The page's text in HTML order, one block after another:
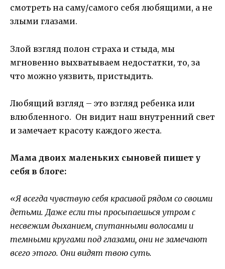
смотреть на саму/самого себя любящими, а не
злыми глазами.
Злой взгляд полон страха и стыда, мы
мгновенно выхватываем недостатки, то, за
что можно уязвить, пристыдить.
Любящий взгляд – это взгляд ребенка или
влюбленного. Он видит наш внутренний свет
и замечает красоту каждого жеста.
Мама двоих маленьких сыновей пишет у
себя в блоге:
«Я всегда чувствую себя красивой рядом со своими
детьми. Даже если ты просыпаешься утром с
несвежим дыханием, спутанными волосами и
темными кругами под глазами, они не замечают
всего этого. Они видят твою суть.